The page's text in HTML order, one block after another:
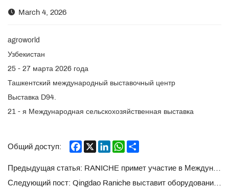
March 4, 2026
agroworld
Узбекистан
25 - 27 марта 2026 года
Ташкентский международный выставочный центр
Выставка D94.
21 - я Международная сельскохозяйственная выставка
Общий доступ: Facebook
X LinkedInWhatsApp
Предыдущая статья: RANICHE примет участие в Международной выставке Ecowas-Aviana в Западной Африке 2026 года.
Следующий пост: Qingdao Raniche выставит оборудование для убоя птицы на ILDEX Indonesia 2025